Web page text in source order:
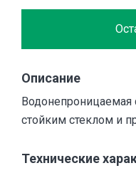
Описание
Водонепроницаемая
стойким стеклом и
Технические